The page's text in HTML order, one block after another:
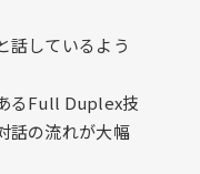
話しているよう
るFull Duplex技
話の流れが大幅